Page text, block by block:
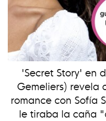
'Secret Story' en
Gemeliers) revela
romance con Sofía
le tiraba la caña